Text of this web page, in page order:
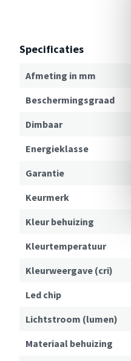
Specificaties
Afmeting in mm
Beschermingsgraad
Dimbaar
Energieklasse
Garantie
Keurmerk
Kleur behuizing
Kleurtemperatuur
Kleurweergave (cri)
Led chip
Lichtstroom (lumen)
Materiaal behuizing